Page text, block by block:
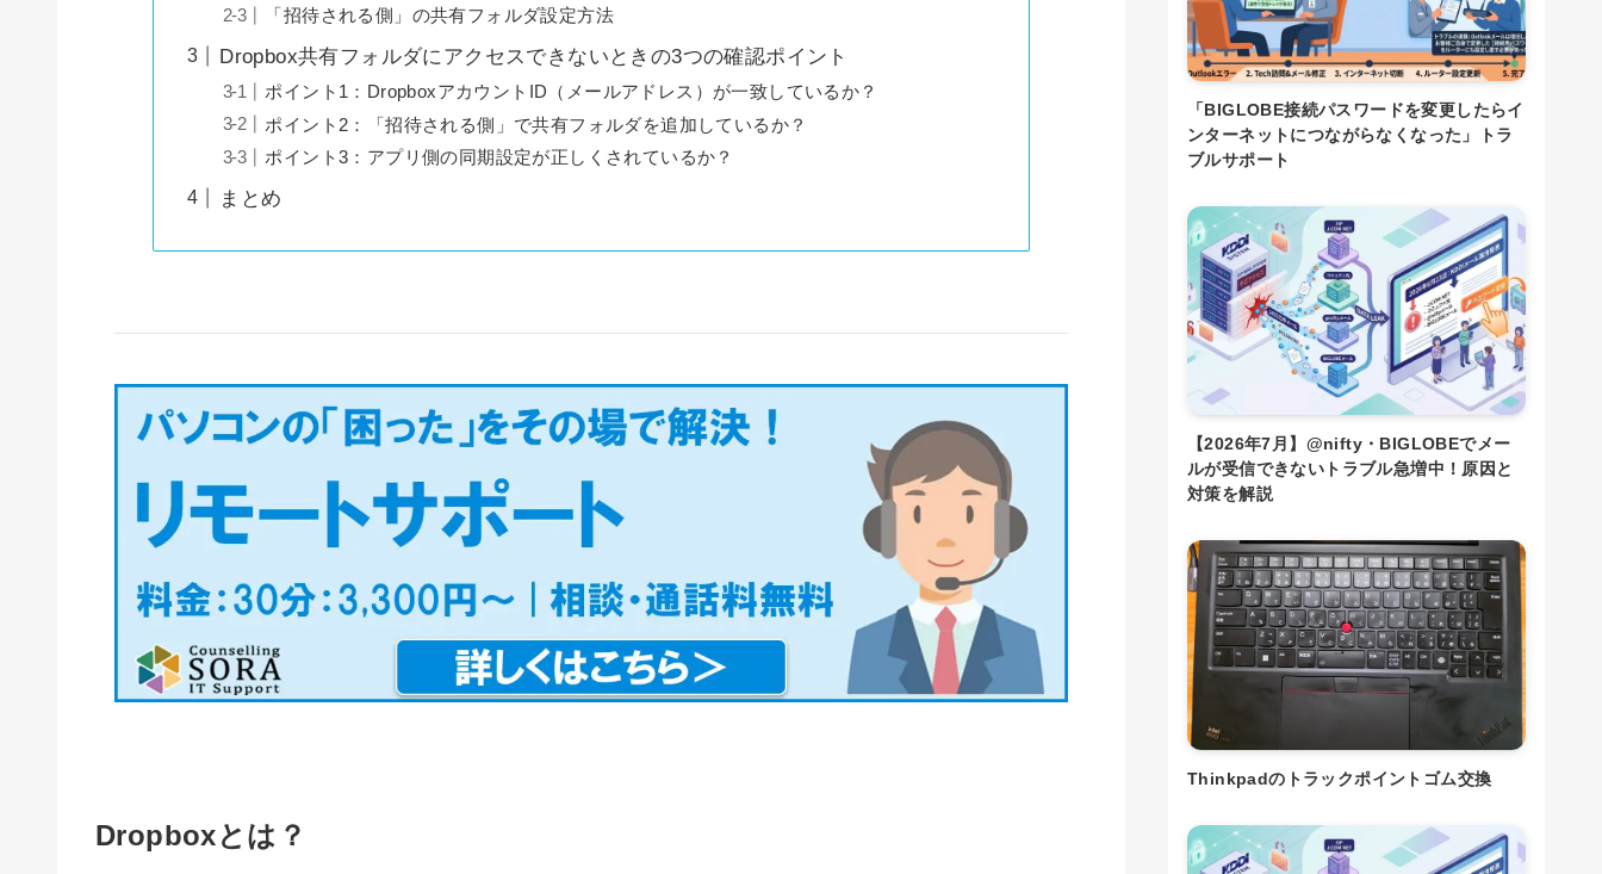
「招待される側」の共有フォルダ設定方法
Dropbox共有フォルダにアクセスできないときの3つの確認ポイント
ポイント1：DropboxアカウントID（メールアドレス）が一致しているか？
ポイント2：「招待される側」で共有フォルダを追加しているか？
ポイント3：アプリ側の同期設定が正しくされているか？
まとめ
Dropboxとは？
「BIGLOBE接続パスワードを変更したらイ
ンターネットにつながらなくなった」トラ
ブルサポート
【2026年7月】@nifty・BIGLOBEでメー
ルが受信できないトラブル急増中！原因と
対策を解説
Thinkpadのトラックポイントゴム交換